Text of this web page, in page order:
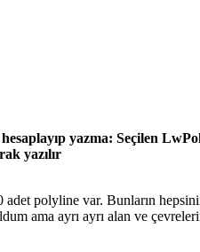
yazma: Seçilen
yazılır
polyline var. Bunların
ama ayrı ayrı alan ve